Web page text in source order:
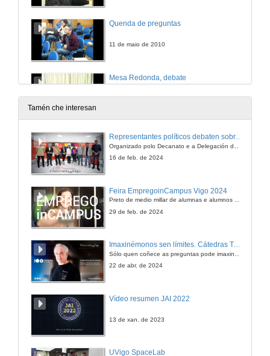
Quenda de preguntas
11 de maio de 2010
Mesa Redonda, debate
11 de maio de 2010
Tamén che interesan
Representantes políticos debaten sobre educación e xuventude no campus de Pontevedra
16 de feb. de 2024
Feira EmpregoinCampus Vigo 2024
Preto de medio millar de alumnas e alumnos buscan coñecer máis de preto as oportunidades que lles achegan as arredor de medio cento de empresas que participan na edición viguesa da feira. Xunto coa visita aos stands, durante a feria desenvólvense varias actividades complementarias, como obradoiros, conversas, mesas redondas ou o pasaporte de empregabilidade, un espazo no que poderán recibir asesoramento sobre o seu CV.
29 de feb. de 2024
Imaxinémonos sen límites. Cátedras Telefónica
22 de abr. de 2024
Vídeo resumen JAI 2022
13 de xan. de 2023
UVigo SpaceLab